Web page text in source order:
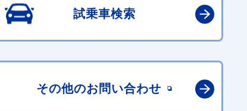
試乗車検索
その他のお問い合わせ